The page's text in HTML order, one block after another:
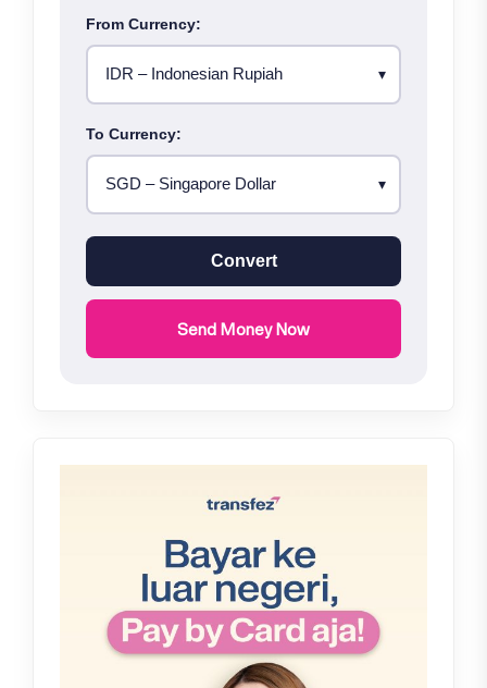
From Currency:
To Currency:
Convert
Send Money Now